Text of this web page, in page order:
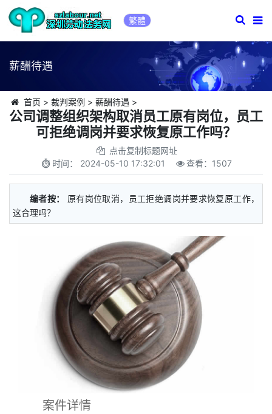
繁體
薪酬待遇
首页 > 裁判案例 > 薪酬待遇 >
公司调整组织架构取消员工原有岗位，员工
可拒绝调岗并要求恢复原工作吗？
点击复制标题网址
时间： 2024-05-10 17:32:01 查看： 1507
编者按：
原有岗位取消，员工拒绝调岗并要求恢复原工作，
这合理吗？
案件详情